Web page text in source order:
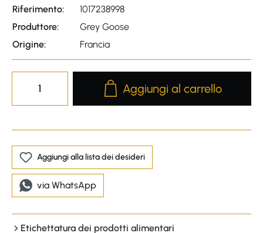
Riferimento:
1017238998
Produttore:
Grey Goose
Origine:
Francia
Product Quantity: Enter the
Aggiungi al carrello
Aggiungi alla lista dei desideri
via WhatsApp
Etichettatura dei prodotti alimentari